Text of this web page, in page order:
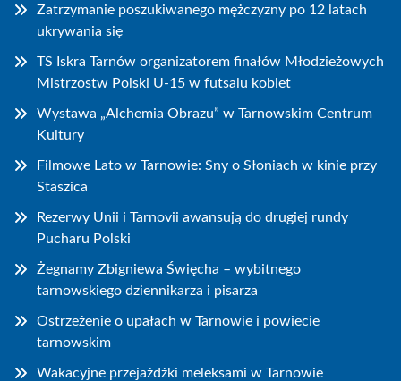
Zatrzymanie poszukiwanego mężczyzny po 12 latach
ukrywania się
TS Iskra Tarnów organizatorem finałów Młodzieżowych
Mistrzostw Polski U-15 w futsalu kobiet
Wystawa „Alchemia Obrazu” w Tarnowskim Centrum
Kultury
Filmowe Lato w Tarnowie: Sny o Słoniach w kinie przy
Staszica
Rezerwy Unii i Tarnovii awansują do drugiej rundy
Pucharu Polski
Żegnamy Zbigniewa Święcha – wybitnego
tarnowskiego dziennikarza i pisarza
Ostrzeżenie o upałach w Tarnowie i powiecie
tarnowskim
Wakacyjne przejażdżki meleksami w Tarnowie